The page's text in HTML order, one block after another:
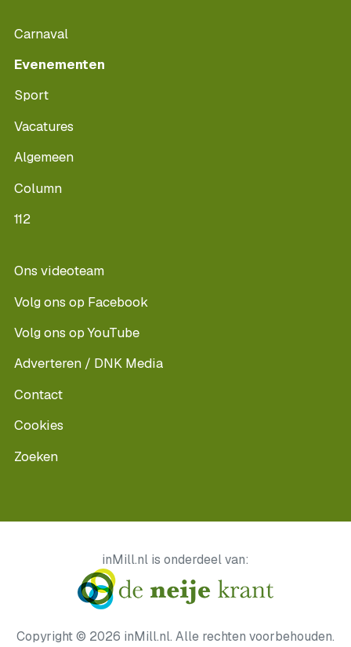
Carnaval
Evenementen
Sport
Vacatures
Algemeen
Column
112
Ons videoteam
Volg ons op Facebook
Volg ons op YouTube
Adverteren / DNK Media
Contact
Cookies
Zoeken
inMill.nl is onderdeel van:
Copyright © 2026 inMill.nl. Alle rechten voorbehouden.